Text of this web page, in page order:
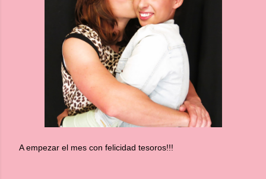
A empezar el mes con felicidad tesoros!!!